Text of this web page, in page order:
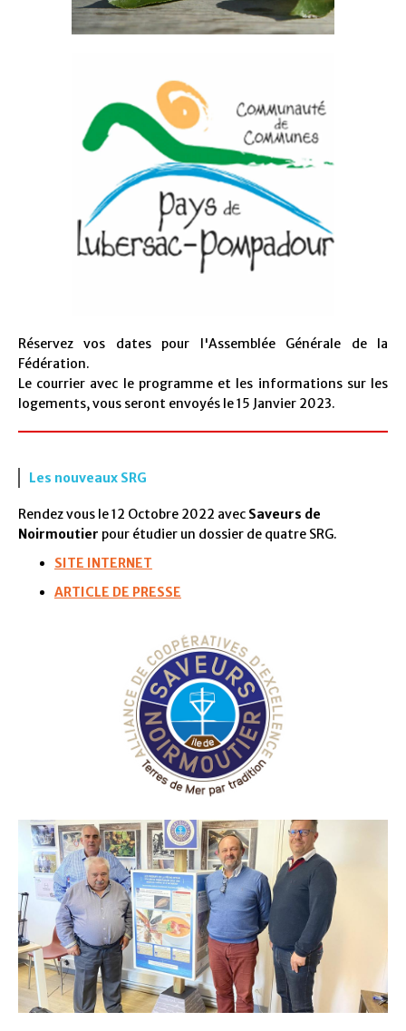
Réservez vos dates pour l'Assemblée Générale de la
Fédération.
Le courrier avec le programme et les informations sur les
logements, vous seront envoyés le 15 Janvier 2023.
Les nouveaux SRG
Rendez vous le 12 Octobre 2022 avec Saveurs de
Noirmoutier pour étudier un dossier de quatre SRG.
SITE INTERNET
ARTICLE DE PRESSE